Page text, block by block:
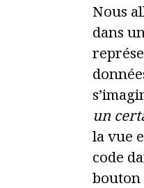
Nous
dans
un
la vue
code
bouton